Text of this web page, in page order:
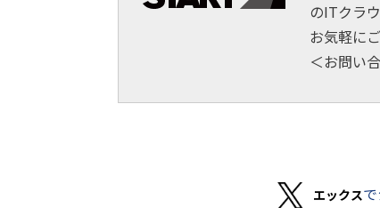
のITクラ
お気軽に
＜お問い
エックス